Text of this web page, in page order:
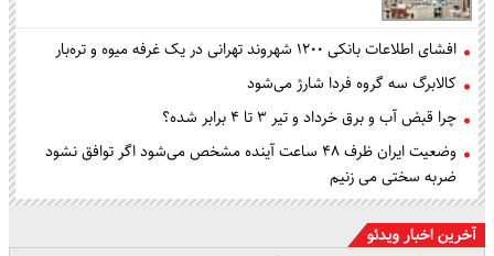
افشای اطلاعات بانکی ۱۲۰۰ شهروند تهرانی در یک غرفه میوه و تره‌بار
کالابرگ سه گروه فردا شارژ می‌شود
چرا قبض آب و برق خرداد و تیر ۳ تا ۴ برابر شده؟
وضعیت ایران ظرف ۴۸ ساعت آینده مشخص می‌شود اگر توافق نشود
ضربه سختی می زنیم
آخرین اخبار ویدئو